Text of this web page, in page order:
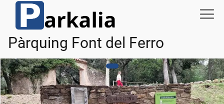
Pàrquing Font del Ferro